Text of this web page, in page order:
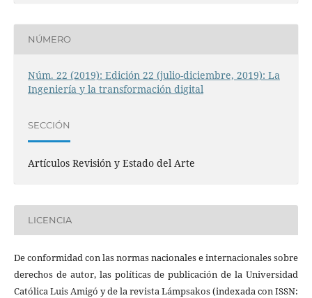
NÚMERO
Núm. 22 (2019): Edición 22 (julio-diciembre, 2019): La
Ingeniería y la transformación digital
SECCIÓN
Artículos Revisión y Estado del Arte
LICENCIA
De conformidad con las normas nacionales e internacionales sobre
derechos de autor, las políticas de publicación de la Universidad
Católica Luis Amigó y de la revista Lámpsakos (indexada con ISSN: